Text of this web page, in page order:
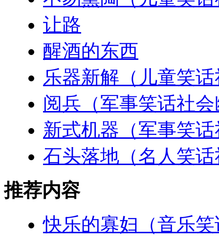
让路
醒酒的东西
乐器新解（儿童笑
阅兵（军事笑话社
新式机器（军事笑
石头落地（名人笑
推荐内容
快乐的寡妇（音乐